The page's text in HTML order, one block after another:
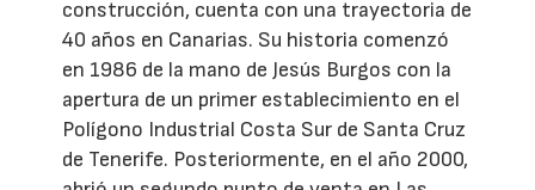
construcción, cuenta con una trayectoria de
40 años en Canarias. Su historia comenzó
en 1986 de la mano de Jesús Burgos con la
apertura de un primer establecimiento en el
Polígono Industrial Costa Sur de Santa Cruz
de Tenerife. Posteriormente, en el año 2000,